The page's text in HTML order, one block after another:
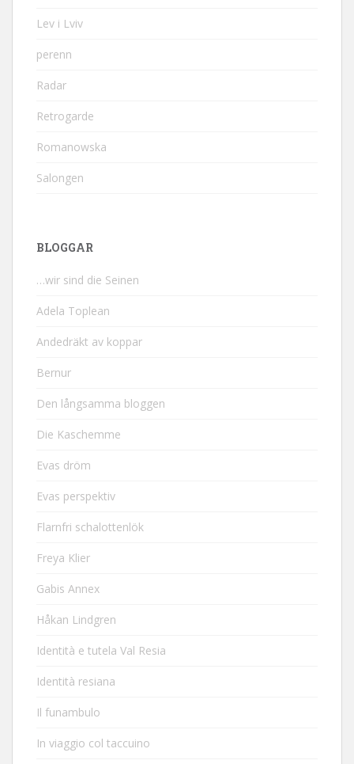
Lev i Lviv
perenn
Radar
Retrogarde
Romanowska
Salongen
BLOGGAR
…wir sind die Seinen
Adela Toplean
Andedräkt av koppar
Bernur
Den långsamma bloggen
Die Kaschemme
Evas dröm
Evas perspektiv
Flarnfri schalottenlök
Freya Klier
Gabis Annex
Håkan Lindgren
Identità e tutela Val Resia
Identità resiana
Il funambulo
In viaggio col taccuino